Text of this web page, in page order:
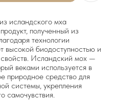
исландского мха
полученный из
технологии
высокой биодоступностью и
Исландский мох —
веками используется в
природное средство для
системы, укрепления
самочувствия.